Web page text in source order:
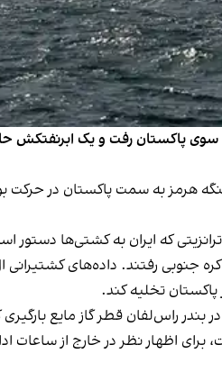
پاکستان رفت و یک ابرنفتکش
هرمز به سمت پاکستان در
که ایران به کشتی‌ها دستور
بشکه نفت خام به چین و کره جنوبی
تخلیه کند.
اظهار نظر در خارج از ساعات